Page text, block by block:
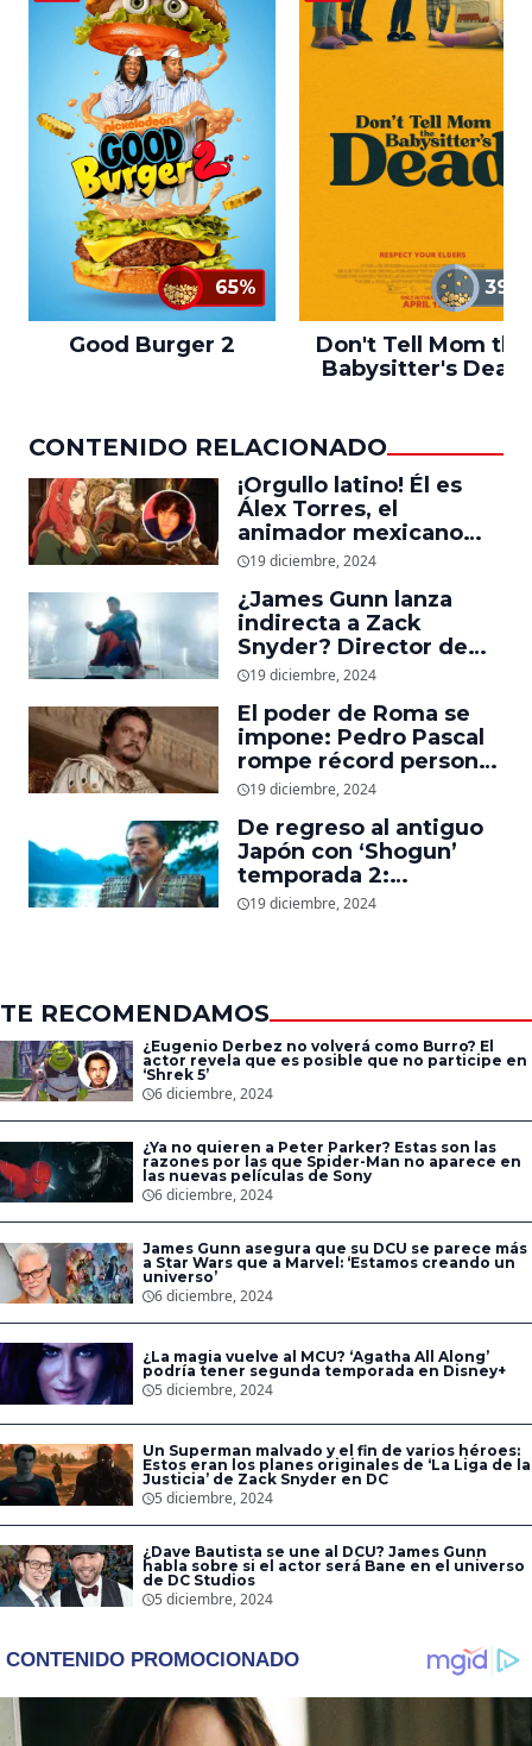
65%
Good Burger 2
39%
Don't Tell Mom the
Babysitter's Dead
CONTENIDO RELACIONADO
¡Orgullo latino! Él es
Álex Torres, el
animador mexicano
que trabajó en ‘La
Rohirrim,’ ‘Jujutsu
Kaisen’ y ‘One Piece’
19 diciembre, 2024
¿James Gunn lanza
indirecta a Zack
Snyder? Director de
‘Superman’ explica
luciera el nuevo traje
del superhéroe
19 diciembre, 2024
El poder de Roma se
impone: Pedro Pascal
rompe récord personal
en taquilla con
19 diciembre, 2024
De regreso al antiguo
Japón con ‘Shogun’
temporada 2:
Showrunners explican
19 diciembre, 2024
TE RECOMENDAMOS
¿Eugenio Derbez no volverá como Burro? El
actor revela que es posible que no participe en
‘Shrek 5’
6 diciembre, 2024
¿Ya no quieren a Peter Parker? Estas son las
razones por las que Spider-Man no aparece en
las nuevas películas de Sony
6 diciembre, 2024
James Gunn asegura que su DCU se parece más
a Star Wars que a Marvel: ‘Estamos creando un
universo’
6 diciembre, 2024
¿La magia vuelve al MCU? ‘Agatha All Along’
podría tener segunda temporada en Disney+
5 diciembre, 2024
Un Superman malvado y el fin de varios héroes:
Estos eran los planes originales de ‘La Liga de la
Justicia’ de Zack Snyder en DC
5 diciembre, 2024
¿Dave Bautista se une al DCU? James Gunn
habla sobre si el actor será Bane en el universo
de DC Studios
5 diciembre, 2024